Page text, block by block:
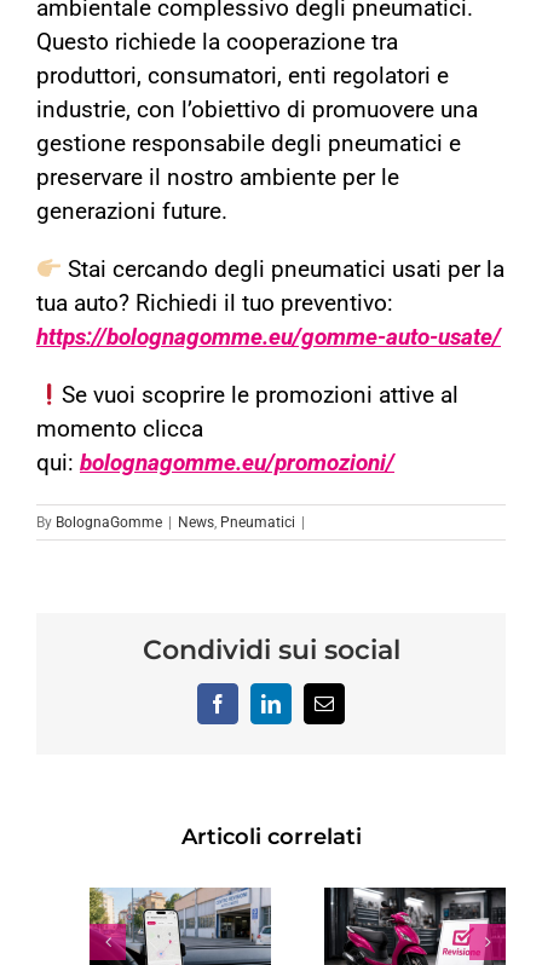
ambientale complessivo degli pneumatici.
Questo richiede la cooperazione tra
produttori, consumatori, enti regolatori e
industrie, con l’obiettivo di promuovere una
gestione responsabile degli pneumatici e
preservare il nostro ambiente per le
generazioni future.
Stai cercando degli pneumatici usati per la
tua auto? Richiedi il tuo preventivo:
https://bolognagomme.eu/gomme-auto-usate/
Se vuoi scoprire le promozioni attive al
momento clicca
qui: bolognagomme.eu/promozioni/
By BolognaGomme News, Pneumatici
Condividi sui social
FacebookLinkedInEmail
Articoli correlati
REVISIONE
OGNI
QUANTO
PATENTE
SCADUTA: